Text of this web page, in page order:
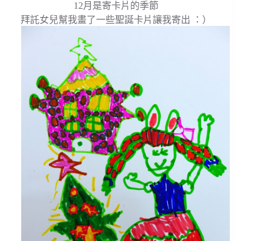
12月是寄卡片的季節
拜託女兒幫我畫了一些聖誕卡片讓我寄出 ：）